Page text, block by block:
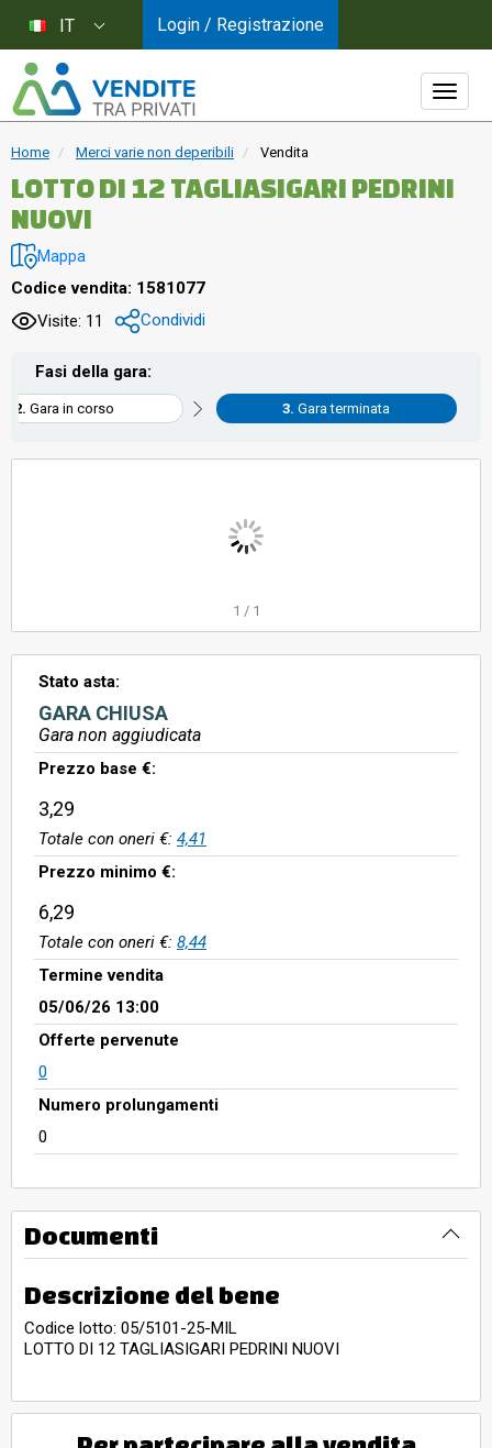
Home Merci varie non deperibili Vendita
LOTTO DI 12 TAGLIASIGARI PEDRINI
NUOVI
Mappa
Codice vendita: 1581077
Visite: 11
Condividi
Fasi della gara:
Gara in corso Gara terminata
1 / 1
Stato asta:
GARA CHIUSA
Gara non aggiudicata
Prezzo base €:
3,29
Totale con oneri €: 4,41
Prezzo minimo €:
6,29
Totale con oneri €: 8,44
Termine vendita
05/06/26 13:00
Offerte pervenute
0
Numero prolungamenti
0
Documenti
Descrizione del bene
Codice lotto: 05/5101-25-MIL
LOTTO DI 12 TAGLIASIGARI PEDRINI NUOVI
IT Login / Registrazione